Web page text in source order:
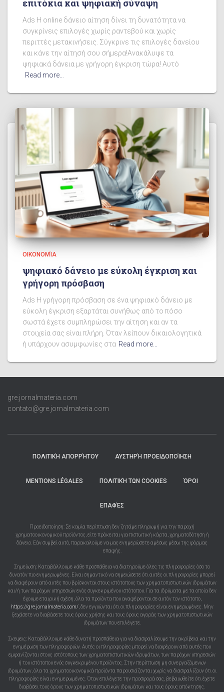
επιτόκια και ψηφιακή σύναψη
Ads Η online δάνειο αίτηση δίνει τη δυνατότητα να
συγκρίνεις επιλογές χωρίς ραντεβού και χωρίς
περιττές μετακινήσεις. Σύγκρινε τις επιλογές δανείου
και κάνε την αίτησή σου σήμερα!Ανακάλυψε τα
ψηφιακά δάνεια με γρήγορη έγκριση τώρα! Αυτό
Read more…
ΟΙΚΟΝΟΜΊΑ
ψηφιακό δάνειο με εύκολη έγκριση και
γρήγορη πρόσβαση
Ads Η γρήγορη πρόσβαση σε ένα ψηφιακό δάνειο με
εύκολη έγκριση εξαρτάται συνήθως από το πόσο
σωστά έχετε συμπληρώσει την αίτηση και αν τα
στοιχεία σας είναι πλήρη. Όταν λείπουν δικαιολογητικά
ή υπάρχουν ασυμφωνίες στα Read more…
gre.jornalmateria.com
contato@gre.jornalmateria.com
ΠΟΛΙΤΙΚΉ ΑΠΟΡΡΉΤΟΥ ΑΥΣΤΗΡΉ ΠΡΟΕΙΔΟΠΟΊΗΣΗ
MENTIONS LÉGALES ΠΟΛΙΤΙΚΉ ΤΩΝ COOKIES ΌΡΟΙ
ΕΠΑΦΈΣ
Προειδοποίηση: Σε καμία περίπτωση δεν ζητάμε πληρωμή για την παροχή
χρηματοοικονομικού προϊόντος, είτε πρόκειται για πιστωτική κάρτα, χρηματοδότηση ή
δάνειο. Εάν συμβεί αυτό, παρακαλούμε να μας ενημερώσετε αμέσως μέσω της φόρμας
επαφής.
Σημείωση: Καταβάλλουμε κάθε προσπάθεια να διατηρούμε όλες τις πληροφορίες όσο το
δυνατόν πιο ενημερωμένες. Είναι σημαντικό να σημειώσετε ότι αυτές οι πληροφορίες μπορεί
να διαφέρουν από αυτές που βρίσκονται στους ιστότοπους των χρηματοπιστωτικών ιδρυμάτων
και/ή των παρόχων υπηρεσιών ενός συγκεκριμένου ιστότοπου. Για τα ιδρύματα με τα οποία δεν
έχουμε εταιρική σχέση, όλα τα προϊόντα που αναφέρονται σε αυτόν τον ιστότοπο,
https://gre.jornalmateria.com/, δεν εγγυώνται ότι οι πληροφορίες είναι ενημερωμένες. Μην
ξεχάσετε να διαβάσετε τους όρους χρήσης και τους όρους αγοράς των χρηματοπιστωτικών
ιδρυμάτων που επιλέγετε.
Σκεψεις: Καταβάλλουμε κάθε δυνατή προσπάθεια για να διασφαλίσουμε την ακρίβεια και την
ενημέρωση των πληροφοριών. Αυτές οι πληροφορίες μπορεί να διαφέρουν από αυτές που
εμφανίζονται στους ιστότοπους των χρηματοπιστωτικών ιδρυμάτων, των παρόχων υπηρεσιών
ή του ιστότοπου ενός συγκεκριμένου προϊόντος. Στην περίπτωση μη συνεργαζόμενων
ιδρυμάτων, όλα τα χρηματοοικονομικά προϊόντα παρουσιάζονται χωρίς να διασφαλίζουν ότι οι
πληροφορίες είναι ενημερωμένες. Όταν επιλέγετε την προσφορά σας, βεβαιωθείτε ότι έχετε
διαβάσει τους όρους των χρηματοπιστωτικών ιδρυμάτων και τους όρους απόκτησης.